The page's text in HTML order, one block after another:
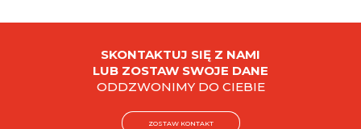
SKONTAKTUJ SIĘ Z NAMI
LUB ZOSTAW SWOJE DANE
ODDZWONIMY DO CIEBIE
ZOSTAW KONTAKT